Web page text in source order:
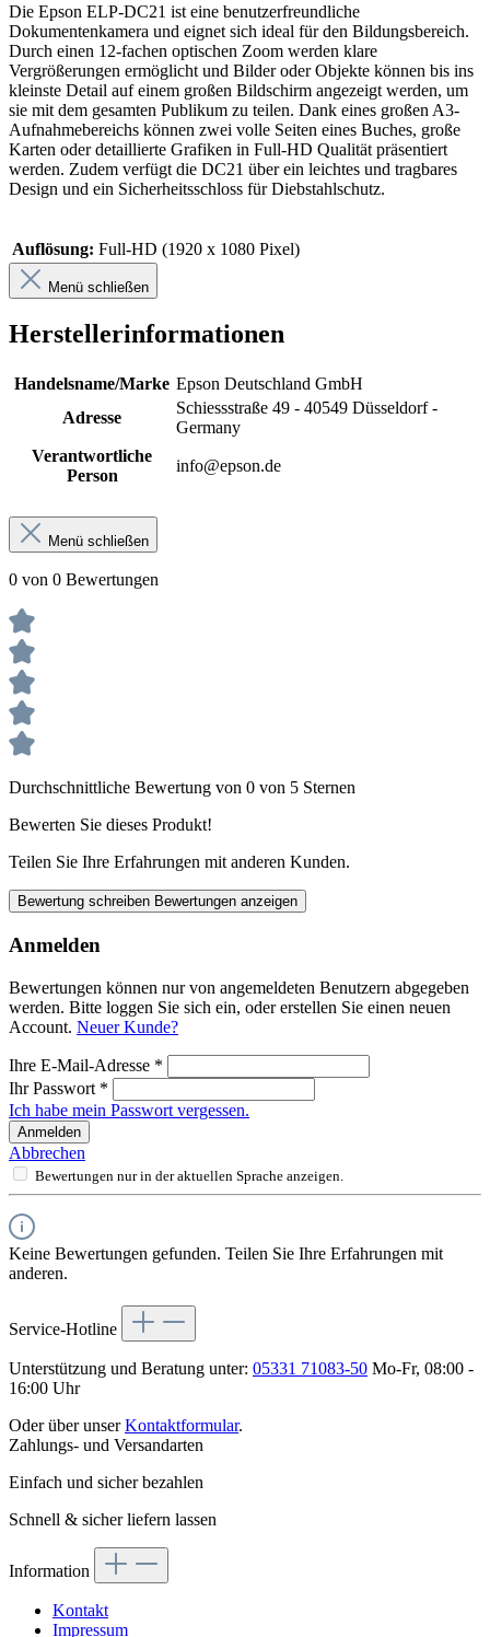
Die Epson ELP-DC21 ist eine benutzerfreundliche
Dokumentenkamera und eignet sich ideal für den Bildungsbereich.
Durch einen 12-fachen optischen Zoom werden klare
Vergrößerungen ermöglicht und Bilder oder Objekte können bis ins
kleinste Detail auf einem großen Bildschirm angezeigt werden, um
sie mit dem gesamten Publikum zu teilen. Dank eines großen A3-
Aufnahmebereichs können zwei volle Seiten eines Buches, große
Karten oder detaillierte Grafiken in Full-HD Qualität präsentiert
werden. Zudem verfügt die DC21 über ein leichtes und tragbares
Design und ein Sicherheitsschloss für Diebstahlschutz.
Auflösung: Full-HD (1920 x 1080 Pixel)
Menü schließen
Herstellerinformationen
Handelsname/Marke Epson Deutschland GmbH
Adresse
Schiessstraße 49 - 40549 Düsseldorf -
Germany
Verantwortliche
Person
info@epson.de
Menü schließen
0 von 0 Bewertungen
Durchschnittliche Bewertung von 0 von 5 Sternen
Bewerten Sie dieses Produkt!
Teilen Sie Ihre Erfahrungen mit anderen Kunden.
Bewertung schreiben Bewertungen anzeigen
Anmelden
Bewertungen können nur von angemeldeten Benutzern abgegeben
werden. Bitte loggen Sie sich ein, oder erstellen Sie einen neuen
Account. Neuer Kunde?
Ihre E-Mail-Adresse *
Ihr Passwort *
Ich habe mein Passwort vergessen.
Anmelden
Abbrechen
Bewertungen nur in der aktuellen Sprache anzeigen.
Keine Bewertungen gefunden. Teilen Sie Ihre Erfahrungen mit
anderen.
Service-Hotline
Unterstützung und Beratung unter: 05331 71083-50 Mo-Fr, 08:00 -
16:00 Uhr
Oder über unserKontaktformular.
Zahlungs- und Versandarten
Einfach und sicher bezahlen
Schnell & sicher liefern lassen
Information
Kontakt
Impressum